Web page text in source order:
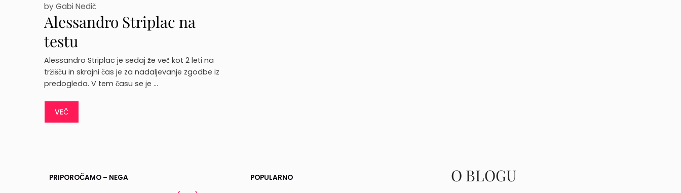
Alessandro Striplac na
testu
byGabi Nedič
Alessandro Striplac je sedaj že več kot 2 leti na
tržišču in skrajni čas je za nadaljevanje zgodbe iz
predogleda. V tem času se je …
VEČ
PRIPOROČAMO – NEGA POPULARNO O BLOGU